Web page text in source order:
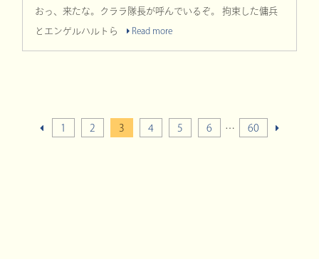
おっ、来たな。クララ隊長が呼んでいるぞ。 拘束した傭兵
とエンゲルハルトら Read more
1 2 3 4 5 6 … 60